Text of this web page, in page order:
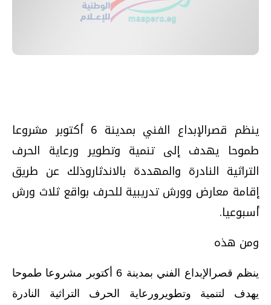
ينظم قصرالإبداع الفني بمدينة 6 أكتوبر مشروعا
طموحا يهدف إلى تنمية وتطوير ورعاية الحرف
التراثية النادرة والمهددة بالاندثاروذلك عن طريق
إقامة معارض وورش تدريبية للحرف بواقع ثلاث ورش
أسبوعيا.
ومن هذه
ينظم قصرالإبداع الفني بمدينة 6 أكتوبر مشروعا طموحا
يهدف لتنمية وتطويرورعاية الحرف التراثية النادرة